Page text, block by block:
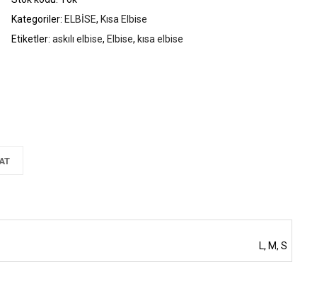
Kategoriler: ELBİSE, Kısa Elbise
Etiketler:askılı elbise, Elbise, kısa elbise
L, M, S